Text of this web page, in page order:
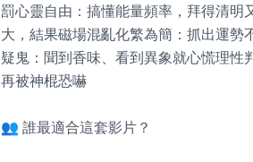
罰心靈自由：搞懂能量頻率，拜得清明
大，結果磁場混亂化繁為簡：抓出運勢
疑鬼：聞到香味、看到異象就心慌理性
再被神棍恐嚇
👥 誰最適合這套影片？